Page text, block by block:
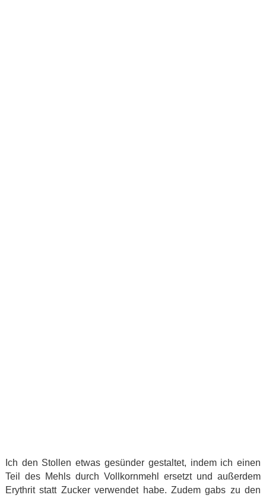
Ich den Stollen etwas gesünder gestaltet, indem ich einen
Teil des Mehls durch Vollkornmehl ersetzt und außerdem
Erythrit statt Zucker verwendet habe. Zudem gabs zu den